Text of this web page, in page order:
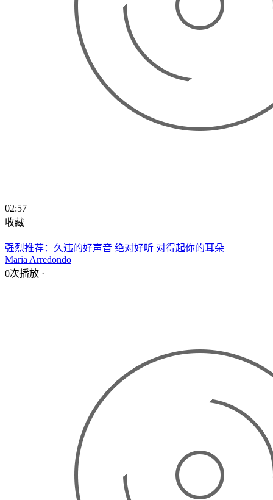
02:57
收藏
强烈推荐：久违的好声音 绝对好听 对得起你的耳朵
Maria Arredondo
0次播放 ·